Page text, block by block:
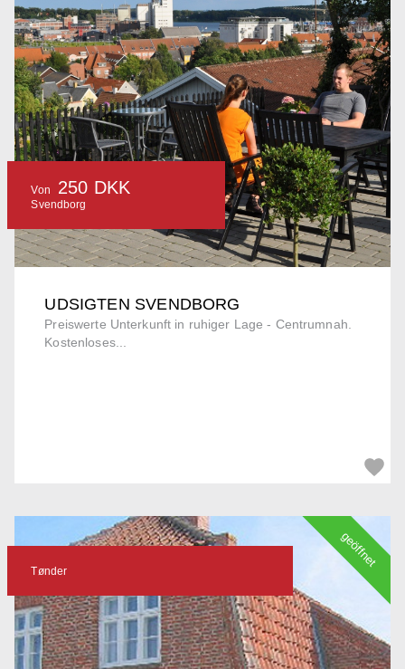
UDSIGTEN SVENDBORG
Preiswerte Unterkunft in ruhiger Lage - Centrumnah.
Kostenloses...
Von 250 DKK
Svendborg
Tønder
geöffnet